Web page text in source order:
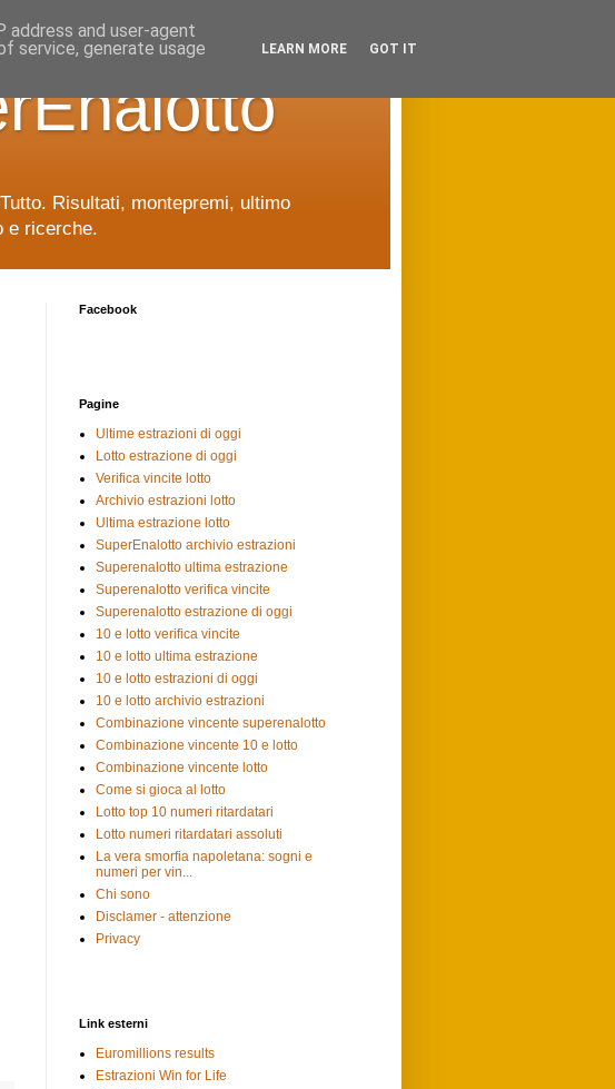
Risultati, montepremi, ultimo
e ricerche.
Facebook
Pagine
Ultime estrazioni di oggi
Lotto estrazione di oggi
Verifica vincite lotto
Archivio estrazioni lotto
Ultima estrazione lotto
SuperEnalotto archivio estrazioni
Superenalotto ultima estrazione
Superenalotto verifica vincite
Superenalotto estrazione di oggi
10 e lotto verifica vincite
10 e lotto ultima estrazione
10 e lotto estrazioni di oggi
10 e lotto archivio estrazioni
Combinazione vincente superenalotto
Combinazione vincente 10 e lotto
Combinazione vincente lotto
Come si gioca al lotto
Lotto top 10 numeri ritardatari
Lotto numeri ritardatari assoluti
La vera smorfia napoletana: sogni e
numeri per vin...
Chi sono
Disclamer - attenzione
Privacy
Link esterni
Euromillions results
Estrazioni Win for Life
address and user-agent
service, generate usage
LEARN MORE GOT IT